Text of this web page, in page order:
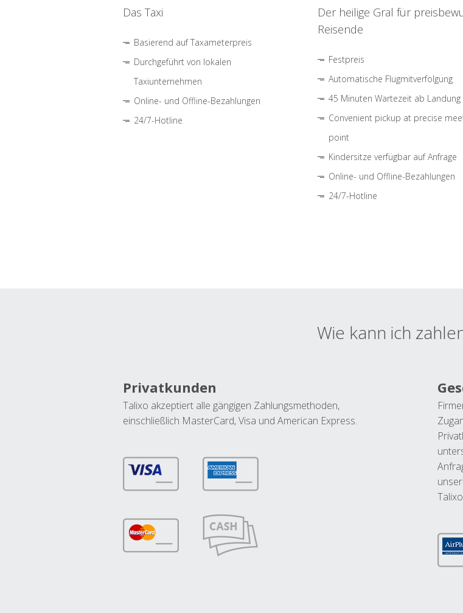
Das Taxi
Basierend auf Taxameterpreis
Durchgeführt von lokalen
Taxiunternehmen
Online- und Offline-Bezahlungen
24/7-Hotline
Der heilige Gral für
Reisende
Festpreis
Automatische Flugmitverfolgung
45 Minuten Wartezeit ab Landung
Convenient pickup at precise
point
Kindersitze verfügbar auf Anfrage
Online- und Offline-Bezahlungen
24/7-Hotline
Wie kann ich
Privatkunden
Talixo akzeptiert alle gängigen Zahlungsmethoden,
einschließlich MasterCard, Visa und American Express.